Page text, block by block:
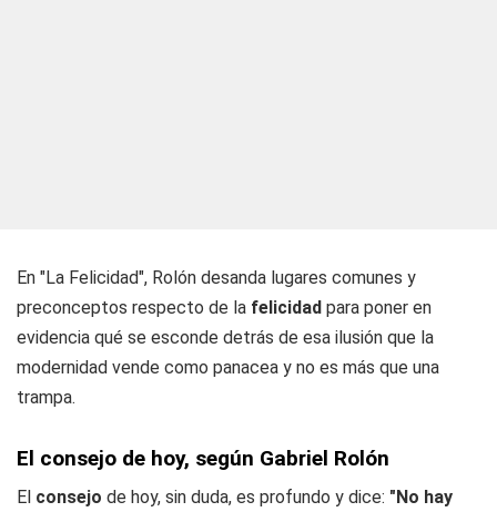
En "La Felicidad", Rolón desanda lugares comunes y
preconceptos respecto de la felicidad para poner en
evidencia qué se esconde detrás de esa ilusión que la
modernidad vende como panacea y no es más que una
trampa.
El consejo de hoy, según Gabriel Rolón
El consejo de hoy, sin duda, es profundo y dice: "No hay